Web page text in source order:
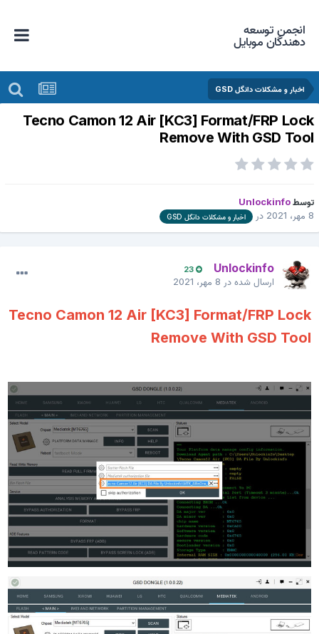
انجمن توسعه
دهندگان موبایل
اخبار و مشکلات دانگل GSD
Tecno Camon 12 Air [KC3] Format/FRP
Remove With GSD
Unlockinfo
در اخبار و مشکلات دانگل GSD
Unlockinfo
23
ارسال شده در8 مهر، 2021
Tecno Camon 12 Air [KC3] Format/FRP Lock
Remove With GSD Tool